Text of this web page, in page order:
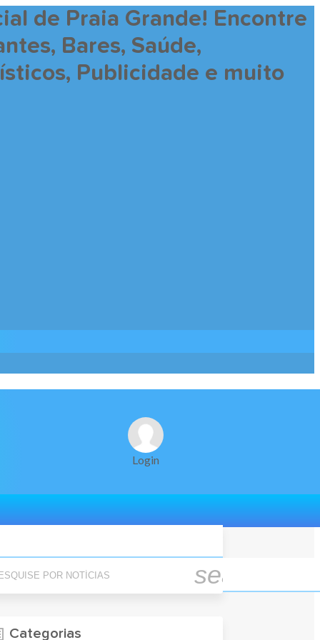
de Praia Grande! Encontre
Bares, Saúde,
Publicidade e muito
Login
search
Categorias